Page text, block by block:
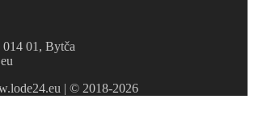
01, Bytča
| © 2018-2026